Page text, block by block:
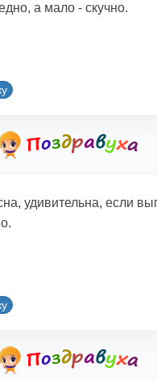
а мало - скучно.
удивительна, если